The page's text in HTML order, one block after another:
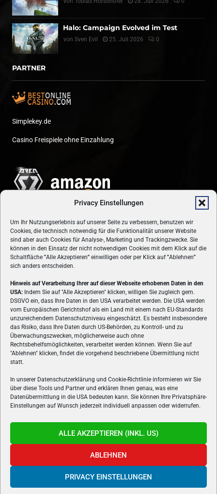
Privacy Einstellungen
Um Ihr Nutzungserlebnis auf unserer Seite zu verbessern, benutzen wir
Cookies, die technisch notwendig für die Funktionalität unserer Website
sind aber auch Cookies für Analyse-, Marketing und Trackingzwecke. Sie
können in den Einsatz der nicht notwendigen Cookies mit dem Klick auf die
Schaltfläche "Alle Akzeptieren" einwilligen oder per Klick auf"Ablehnen"
sich anders entscheiden.
Hinweis auf Verarbeitung Ihrer auf dieser Webseite erhobenen Daten in den
USA: Indem Sie auf "Alle Akzeptieren" klicken, willigen Sie zugleich gem.
DSGVO ein, dass Ihre Daten in den USA verarbeitet werden. Die USA werden
vom Europäischen Gerichtshof als ein Land mit einem nach EU-Standards
unzureichendem Datenschutzniveau eingeschätzt. Es besteht insbesondere
das Risiko, dass Ihre Daten durch US-Behörden, zu Kontroll- und zu
Überwachungszwecken, möglicherweise auch ohne
Rechtsbehelfsmöglichkeiten, verarbeitet werden können. Wenn Sie auf
"Ablehnen" klicken, findet die vorgehend beschriebene Übermittlung nicht
statt.
In unserer Datenschutzerklärung und Cookie-Richtlinie informieren wir Sie
über diese Tools und Partner und erklären Ihnen genau, was eine
Datenübermittlung in die USA bedeuten kann. Sie können Ihre Privatsphäre-
Einstellungen auf Wunsch jederzeit individuell anpassen oder widerrufen.
ALLE AKZEPTIEREN (INKL. US)
ABLEHNEN
PRIVACY EINSTELLUNGEN
Halo: Campaign Evolved im Test
von Sven Evil 25. Juli 2026 0
PARTNER
Simplekey.de
Casino Freispiele ohne Einzahlung
ÜBER UNS
VON GAMERN, FÜR GAMER! Gamers.at ist das älteste Online-
Spielemagazin Österreichs und bringt täglich aktuelle News,
Reviews und Videos zu PC- und Konsolenspielen, Gaming-
Hardware und aus der Welt des e-Sport's.
FOLGE UNS
Gamers.at v6 © 1999-2024 All Rights Reserved -Kontakt|Impressum|